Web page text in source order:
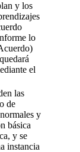
y los
lo
el
las
de
y
básica
y se
instancia